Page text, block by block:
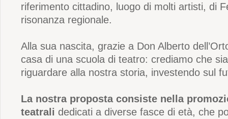
riferimento cittadino, luogo di molti artisti, di
risonanza regionale.
Alla sua nascita, grazie a Don Alberto
casa di una scuola di teatro: crediamo che
riguardare alla nostra storia, investendo sul
La nostra proposta consiste nella
teatrali dedicati a diverse fasce di età, che